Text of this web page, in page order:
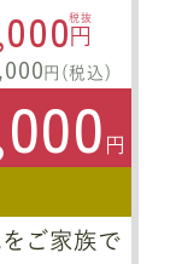
税抜
円
円(税込)
円
ご家族で